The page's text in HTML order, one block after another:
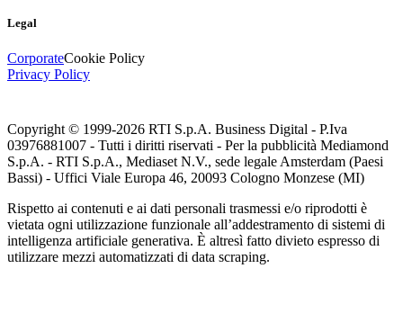
Legal
CorporateCookie Policy
Privacy Policy
Copyright © 1999-2026 RTI S.p.A. Business Digital - P.Iva
03976881007 - Tutti i diritti riservati - Per la pubblicità Mediamond
S.p.A. - RTI S.p.A., Mediaset N.V., sede legale Amsterdam (Paesi
Bassi) - Uffici Viale Europa 46, 20093 Cologno Monzese (MI)
Rispetto ai contenuti e ai dati personali trasmessi e/o riprodotti è
vietata ogni utilizzazione funzionale all’addestramento di sistemi di
intelligenza artificiale generativa. È altresì fatto divieto espresso di
utilizzare mezzi automatizzati di data scraping.